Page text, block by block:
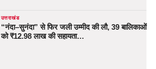
उत्तराखंड
“नंदा–सुनंदा” से फिर जली उम्मीद की लौ, 39 बालिकाओं
को ₹12.98 लाख की सहायता…